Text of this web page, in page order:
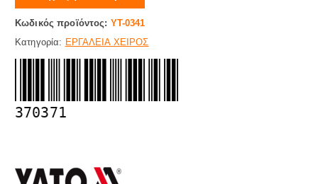
Κωδικός προϊόντος: YT-0341
Κατηγορία: ΕΡΓΑΛΕΙΑ ΧΕΙΡΟΣ
370371